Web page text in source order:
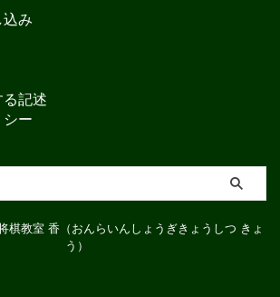
み
記述
ー
教室 香（おんらいんしょうぎきょうしつ きょ
う）